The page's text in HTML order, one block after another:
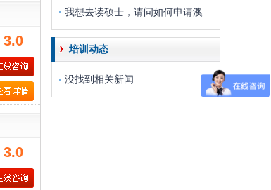
3.0
3.0
我想去读硕士，请问如何申请澳
培训动态
没找到相关新闻